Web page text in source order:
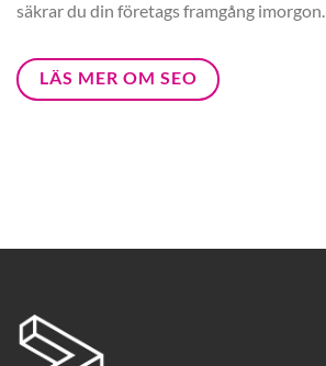
säkrar du din företags framgång imorgon.
LÄS MER OM SEO